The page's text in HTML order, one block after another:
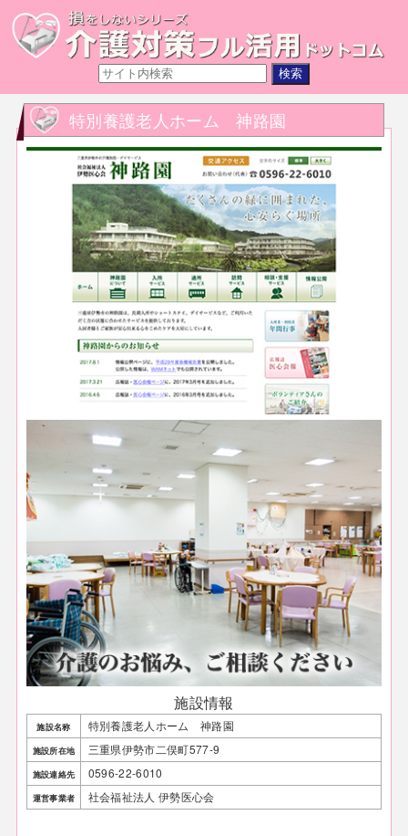
特別養護老人ホーム 神路園
施設情報
施設名称 特別養護老人ホーム 神路園
施設所在地 三重県伊勢市二俣町577-9
施設連絡先 0596-22-6010
運営事業者 社会福祉法人 伊勢医心会